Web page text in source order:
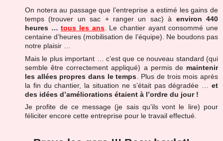
On notera au passage que l’entreprise a estimé les gains de
temps (trouver un sac + ranger un sac) à environ 440
heures …tous les ans. Le chantier ayant consommé une
centaine d’heures (mobilisation de l’équipe). Ne boudons pas
notre plaisir …
Mais le plus important … c’est que ce nouveau standard (qui
semble être correctement appliqué) a permis de maintenir
les allées propres dans le temps . Plus de trois mois après
la fin du chantier, la situation ne s’était pas dégradée … et
des idées d’améliorations étaient à l’ordre du jour !
Je profite de ce message (je sais qu’ils vont le lire) pour
féliciter encore cette entreprise pour le travail effectué.